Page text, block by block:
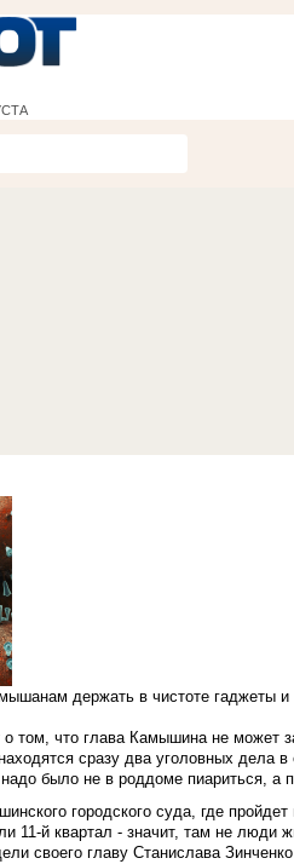
держать в чистоте гаджеты
о том, что глава Камышина не может
сразу два уголовных дела
было не в роддоме пиариться, а
городского суда, где
11-й квартал - значит, там не люди
своего главу Станислава Зинченко